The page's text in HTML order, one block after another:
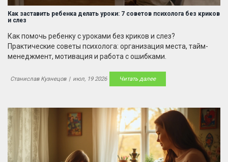
Как заставить ребенка делать уроки: 7 советов психолога без криков
и слез
Как помочь ребенку с уроками без криков и слез?
Практические советы психолога: организация места, тайм-
менеджмент, мотивация и работа с ошибками.
Станислав Кузнецов | июл, 19 2026 Читать далее